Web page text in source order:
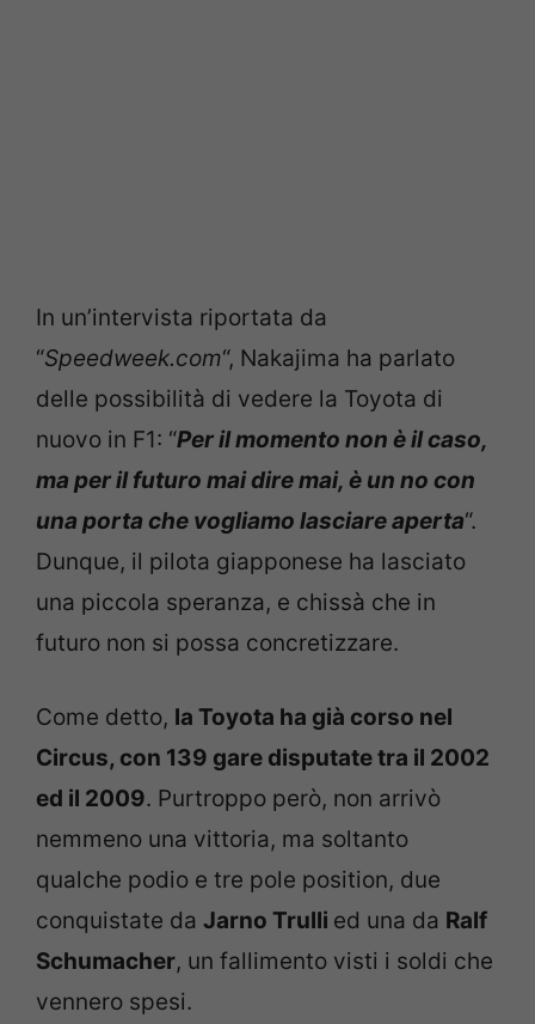
In un’intervista riportata da
“Speedweek.com“, Nakajima ha parlato
delle possibilità di vedere la Toyota di
nuovo in F1: “Per il momento non è il caso,
ma per il futuro mai dire mai, è un no con
una porta che vogliamo lasciare aperta“.
Dunque, il pilota giapponese ha lasciato
una piccola speranza, e chissà che in
futuro non si possa concretizzare.
Come detto, la Toyota ha già corso nel
Circus, con 139 gare disputate tra il 2002
ed il 2009. Purtroppo però, non arrivò
nemmeno una vittoria, ma soltanto
qualche podio e tre pole position, due
conquistate da Jarno Trulli ed una da Ralf
Schumacher, un fallimento visti i soldi che
vennero spesi.